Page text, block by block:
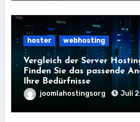
hoster webhosting
Vergleich der Server
Finden Sie das passende
Ihre Bedürfnisse
joomlahostingsorg Juli